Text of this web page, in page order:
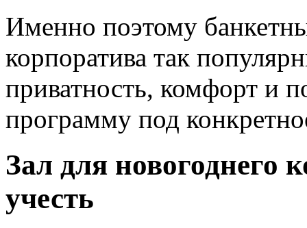
Именно поэтому
корпоратива так
приватность, комфорт и
программу под
Зал для новогоднего
учесть